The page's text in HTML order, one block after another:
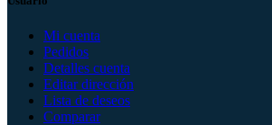
Mi cuenta
Pedidos
Detalles cuenta
Editar dirección
Lista de deseos
Comparar